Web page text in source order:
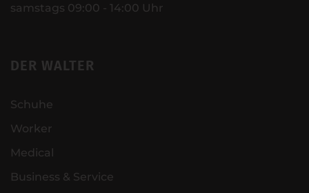
samstags 09:00 - 14:00 Uhr
DER WALTER
Schuhe
Worker
Medical
Business & Service